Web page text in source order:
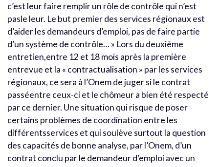
c’est leur faire remplir un rôle de contrôle qui n’est
pasle leur. Le but premier des services régionaux est
d’aider les demandeurs d’emploi, pas de faire partie
d’un système de contrôle… » Lors du deuxième
entretien,entre 12 et 18 mois après la première
entrevue et la « contractualisation » par les services
régionaux, ce sera à l’Onem de juger si le contrat
passéentre ceux-ci et le chômeur a bien été respecté
par ce dernier. Une situation qui risque de poser
certains problèmes de coordination entre les
différentsservices et qui soulève surtout la question
des capacités de bonne analyse, par l’Onem, d’un
contrat conclu par le demandeur d’emploi avec un